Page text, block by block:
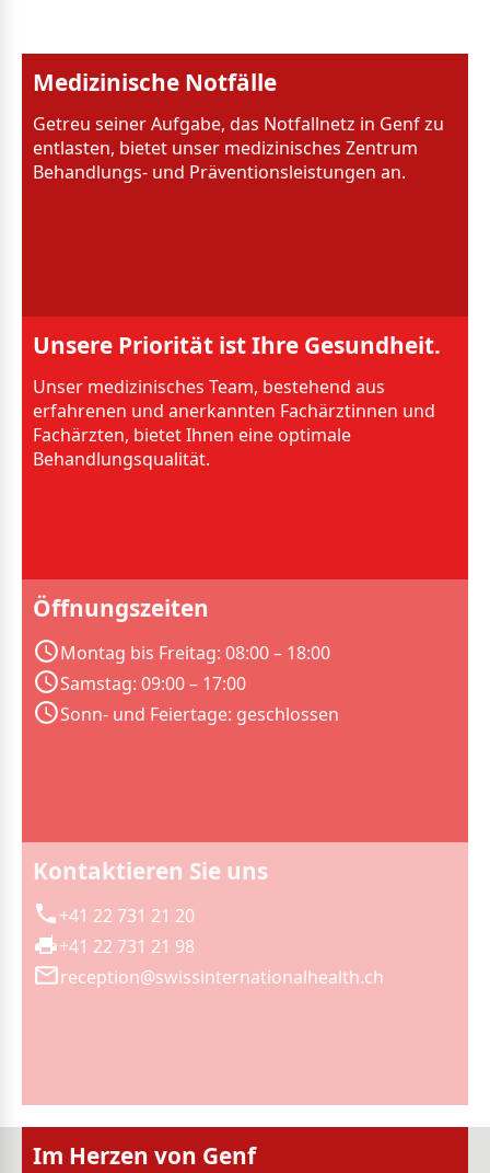
Medizinische Notfälle
Getreu seiner Aufgabe, das Notfallnetz in Genf zu
entlasten, bietet unser medizinisches Zentrum
Behandlungs- und Präventionsleistungen an.
Unsere Priorität ist Ihre Gesundheit.
Unser medizinisches Team, bestehend aus
erfahrenen und anerkannten Fachärztinnen und
Fachärzten, bietet Ihnen eine optimale
Behandlungsqualität.
Öffnungszeiten
Montag bis Freitag: 08:00 – 18:00
Samstag: 09:00 – 17:00
Sonn- und Feiertage: geschlossen
Kontaktieren Sie uns
+41 22 731 21 20
+41 22 731 21 98
reception@swissinternationalhealth.ch
Im Herzen von Genf